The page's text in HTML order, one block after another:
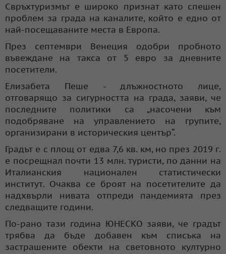
Свръхтуризмът е широко признат като спешен
проблем за града на каналите, който е едно от
най-посещаваните места в Европа.
През септември Венеция одобри пробното
въвеждане на такса от 5 евро за дневните
посетители.
Елизабета Пеше - длъжностното лице,
отговарящо за сигурността на града, заяви, че
последните политики са „насочени към
подобряване на управлението на групите,
организирани в историческия център“.
Градът е с площ от едва 7,6 кв. км, но през 2019 г.
е посрещнал почти 13 млн. туристи, по данни на
Италианския национален статистически
институт. Очаква се броят на посетителите да
надхвърли нивата отпреди пандемията през
следващите години.
По-рано тази година ЮНЕСКО заяви, че градът
трябва да бъде добавен към списъка на
застрашените обекти на световното културно